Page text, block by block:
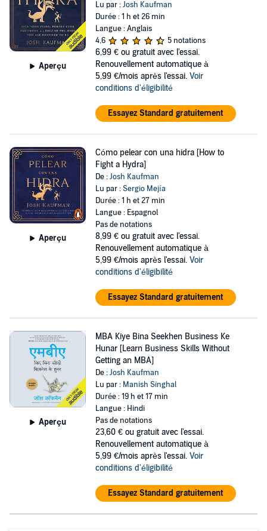
Aperçu
Lu par :Josh Kaufman
Durée : 1 h et 26 min
Langue : Anglais
4,6
5 notations
6,99 € ou gratuit avec l'essai.
Renouvellement automatique à
5,99 €/mois après l'essai. Voir
conditions d'éligibilité
Essayez Standard gratuitement
Aperçu
Cómo pelear con una hidra [How to
Fight a Hydra]
De :Josh Kaufman
Lu par :Sergio Mejía
Durée : 1 h et 27 min
Langue : Espagnol
Pas de notations
8,99 € ou gratuit avec l'essai.
Renouvellement automatique à
5,99 €/mois après l'essai. Voir
conditions d'éligibilité
Essayez Standard gratuitement
Aperçu
MBA Kiye Bina Seekhen Business Ke
Hunar [Learn Business Skills Without
Getting an MBA]
De :Josh Kaufman
Lu par : Manish Singhal
Durée : 19 h et 17 min
Langue : Hindi
Pas de notations
23,60 € ou gratuit avec l'essai.
Renouvellement automatique à
5,99 €/mois après l'essai. Voir
conditions d'éligibilité
Essayez Standard gratuitement